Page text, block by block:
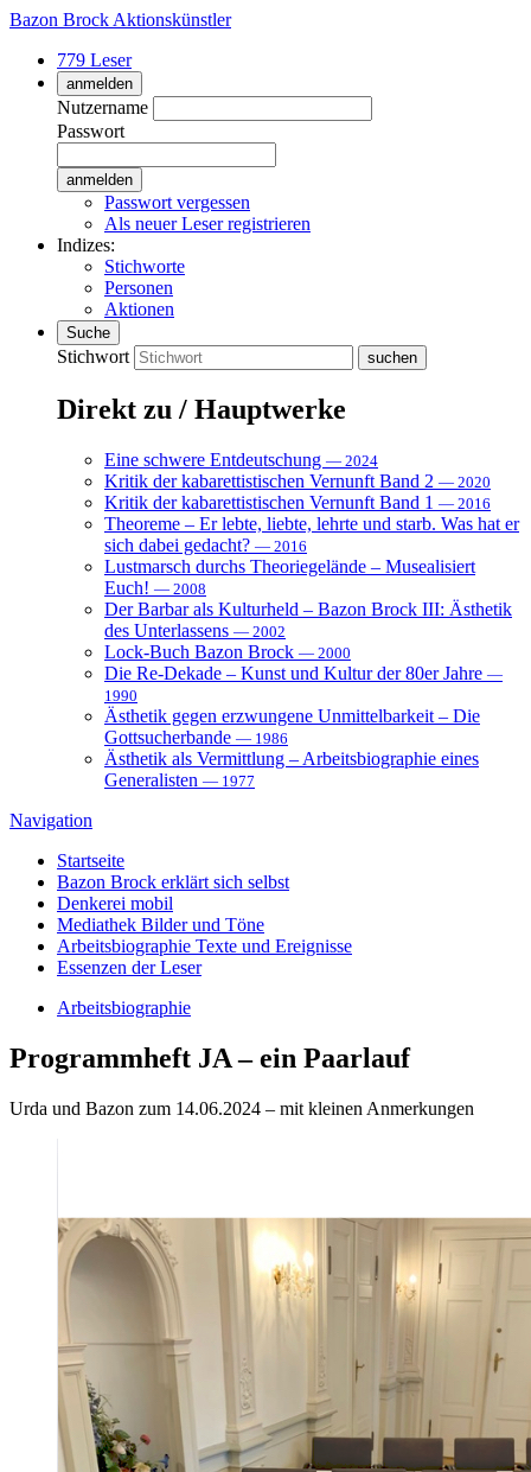
Bazon Brock Aktionskünstler
779 Leser
anmelden
Nutzername
Passwort
Passwort vergessen
Als neuer Leser registrieren
Indizes:
Stichworte
Personen
Aktionen
Suche
Stichwort
Direkt zu / Hauptwerke
Eine schwere Entdeutschung — 2024
Kritik der kabarettistischen Vernunft Band 2 — 2020
Kritik der kabarettistischen Vernunft Band 1 — 2016
Theoreme – Er lebte, liebte, lehrte und starb. Was hat er
sich dabei gedacht? — 2016
Lustmarsch durchs Theoriegelände – Musealisiert
Euch! — 2008
Der Barbar als Kulturheld – Bazon Brock III: Ästhetik
des Unterlassens — 2002
Lock-Buch Bazon Brock — 2000
Die Re-Dekade – Kunst und Kultur der 80er Jahre —
1990
Ästhetik gegen erzwungene Unmittelbarkeit – Die
Gottsucherbande — 1986
Ästhetik als Vermittlung – Arbeitsbiographie eines
Generalisten — 1977
Navigation
Startseite
Bazon Brock erklärt sich selbst
Denkerei mobil
Mediathek Bilder und Töne
Arbeitsbiographie Texte und Ereignisse
Essenzen der Leser
Arbeitsbiographie
Programmheft JA – ein Paarlauf
Urda und Bazon zum 14.06.2024 – mit kleinen Anmerkungen